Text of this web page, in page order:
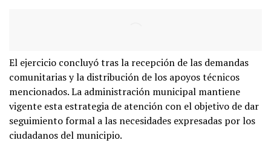
El ejercicio concluyó tras la recepción de las demandas
comunitarias y la distribución de los apoyos técnicos
mencionados. La administración municipal mantiene
vigente esta estrategia de atención con el objetivo de dar
seguimiento formal a las necesidades expresadas por los
ciudadanos del municipio.